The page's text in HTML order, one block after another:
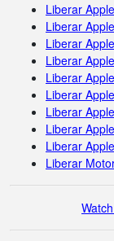
Liberar
Liberar
Liberar
Liberar
Liberar
Liberar
Liberar
Liberar
Liberar
Liberar